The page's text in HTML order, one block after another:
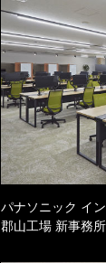
パナソニック イ
郡山工場 新事務所